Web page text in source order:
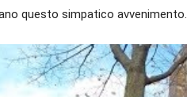
questo simpatico avvenimento.